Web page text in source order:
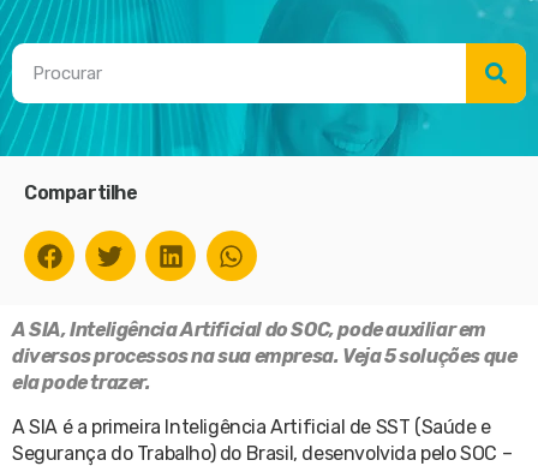
Compartilhe
A SIA, Inteligência Artificial do SOC, pode auxiliar em
diversos processos na sua empresa. Veja 5 soluções que
ela pode trazer.
A SIA é a primeira Inteligência Artificial de SST (Saúde e
Segurança do Trabalho) do Brasil, desenvolvida pelo SOC –